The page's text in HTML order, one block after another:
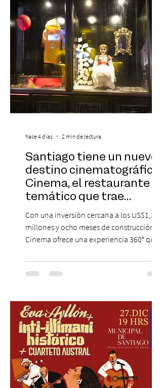
sorprendente puesta en escena pensada
especialmente pa
Santiago tiene un nuevo
destino cinematográfico:
Cinema, el restaurante
temático que trae
Hollywood a Chile
Con una inversión cercana a los US$1,3
millones y ocho meses de construcción,
Cinema ofrece una experiencia 360° que
cinematográfica y actores en vivo,
recreando algunos de los universos más
una nueva atracción a su oferta
gastronómica y turística con la apertura de
Cinema, un restaurante temático
inspirado en el concepto de un museo de
Hollywood, que promete transportar a sus
visitantes a distintos
hace 4 días 2 min de lectura